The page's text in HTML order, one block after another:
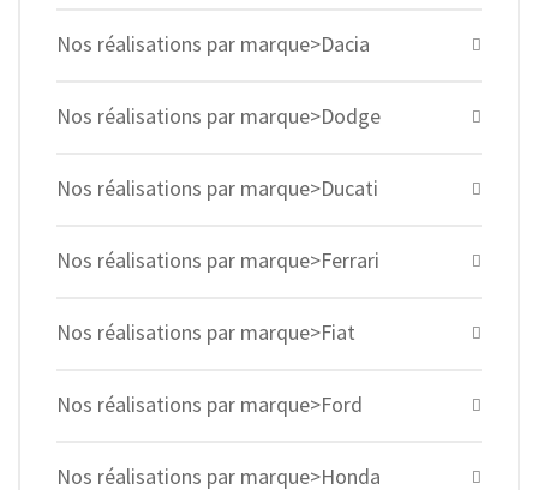
Nos réalisations par marque>Dacia
Nos réalisations par marque>Dodge
Nos réalisations par marque>Ducati
Nos réalisations par marque>Ferrari
Nos réalisations par marque>Fiat
Nos réalisations par marque>Ford
Nos réalisations par marque>Honda